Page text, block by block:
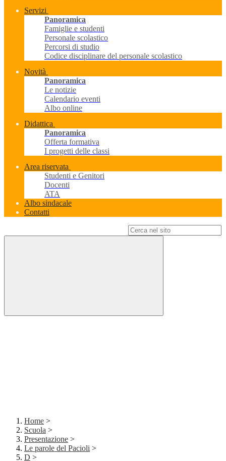
Servizi
Panoramica
Famiglie e studenti
Personale scolastico
Percorsi di studio
Codice disciplinare del personale scolastico
Novità
Panoramica
Le notizie
Calendario eventi
Albo online
Didattica
Panoramica
Offerta formativa
I progetti delle classi
Area riservata
Studenti e Genitori
Docenti
ATA
Albo sindacale
Contatti
Home >
Scuola >
Presentazione >
Le parole del Pacioli >
D >